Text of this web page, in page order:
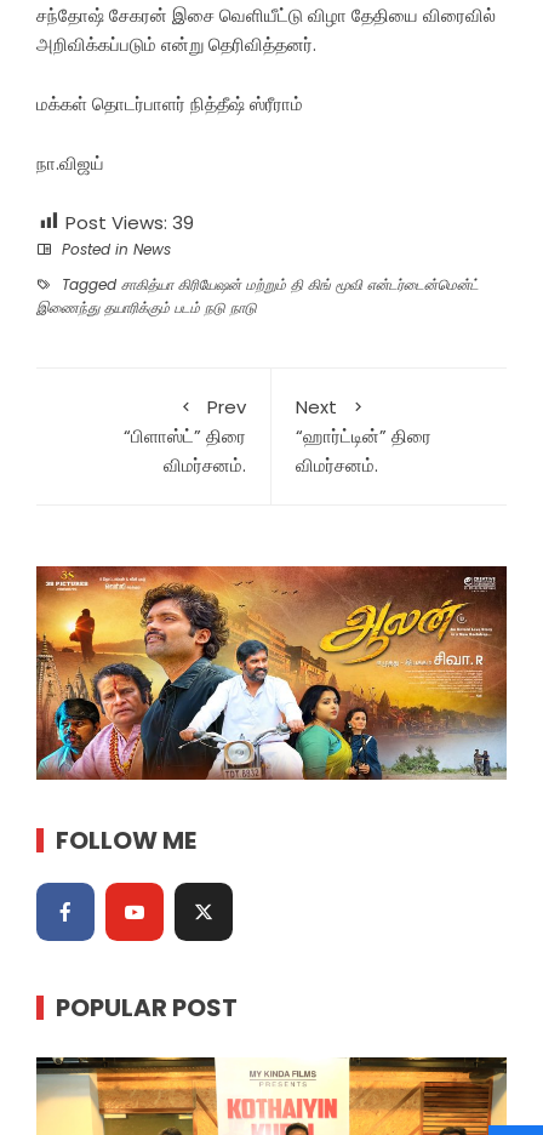
சந்தோஷ் சேகரன் இசை வெளியீட்டு விழா தேதியை விரைவில்
அறிவிக்கப்படும் என்று தெரிவித்தனர்.
மக்கள் தொடர்பாளர் நித்தீஷ் ஸ்ரீராம்
நா.விஜய்
Post Views: 39
Posted in News
Tagged சாகித்யா கிரியேஷன் மற்றும் தி கிங் மூவி என்டர்டைன்மென்ட்
இணைந்து தயாரிக்கும் படம் நடு நாடு
Prev
“பிளாஸ்ட்” திரை
விமர்சனம்.
Next
“ஹார்ட்டின்” திரை
விமர்சனம்.
FOLLOW ME
POPULAR POST